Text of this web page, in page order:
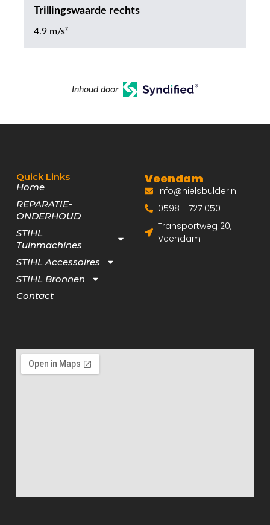
Trillingswaarde rechts
4.9 m/s²
Inhoud door
Quick Links
Home
REPARATIE-
ONDERHOUD
STIHL
Tuinmachines
STIHL Accessoires
STIHL Bronnen
Contact
Veendam
info@nielsbulder.nl
0598 - 727 050
Transportweg 20,
Veendam